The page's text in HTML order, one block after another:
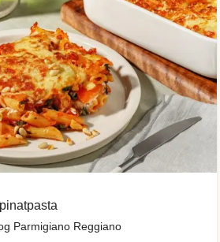
Parmigiano Reggiano